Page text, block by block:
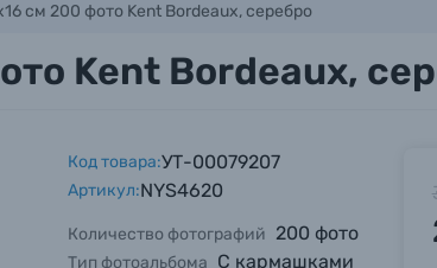
см 200 фото Kent Bordeaux, серебро
Kent Bordeaux,
Код товара:УТ-00079207
Артикул:NYS4620
Количество фотографий 200 фото
Тип фотоальбома С кармашками